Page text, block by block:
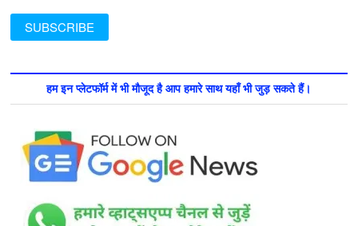
हम इन प्लेटफॉर्म में भी मौजूद है आप हमारे साथ यहाँ भी जुड़ सकते हैं।